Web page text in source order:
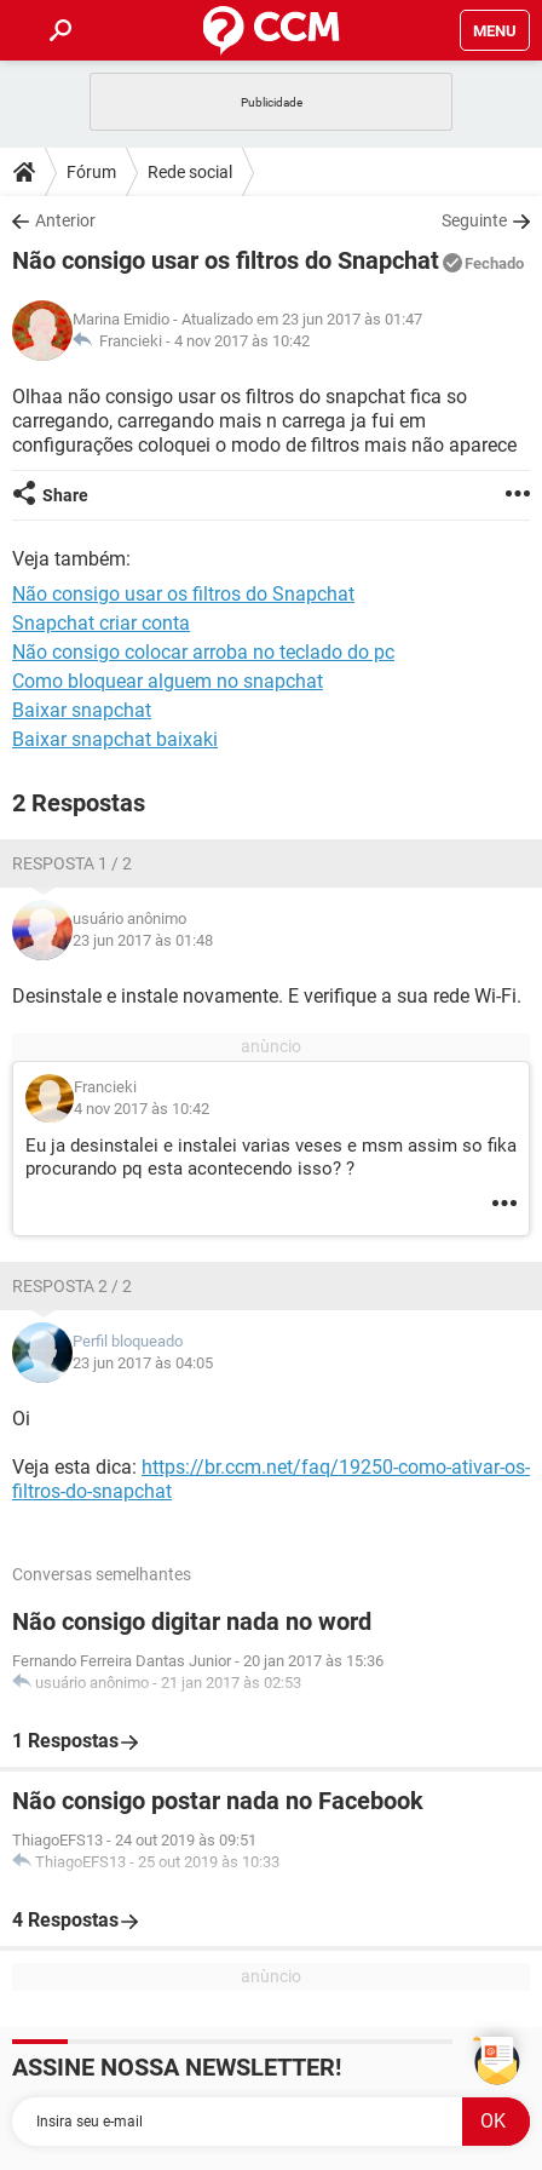
MENU
CELULAR
OUTLOOK
INSTAGRAM GMAIL
GUIA DE COMPRAS
DICAS
JOGOS
INSTAGRAM GMAIL
GUIA DE COMPRAS
DOWNLOADS
JOGOS WHATSAPP
CELULAR
OUTLOOK EXCEL
INSTAGRAM GMAIL
GUIA DE COMPRAS
JOGOS WHATSAPP
CELULAR
OUTLOOK EXCEL
INSTAGRAM GMAIL
GUIA DE COMPRAS
GLOSSÁRIO
JOGOS WHATSAPP
CELULAR FACEBOOK
INSTAGRAM
GUIA DE COMPRAS
Fórum Rede social
Anterior Seguinte
Não consigo usar os filtros do Snapchat Fechado
Marina Emidio - Atualizado em 23 jun 2017 às 01:47
Francieki - 4 nov 2017 às 10:42
Olhaa não consigo usar os filtros do snapchat fica so
carregando, carregando mais n carrega ja fui em
configurações coloquei o modo de filtros mais não aparece
Share
Veja também:
Não consigo usar os filtros do Snapchat
Snapchat criar conta
Não consigo colocar arroba no teclado do pc
Como bloquear alguem no snapchat
Baixar snapchat
Baixar snapchat baixaki
2 Respostas
RESPOSTA 1 / 2
usuário anônimo
23 jun 2017 às 01:48
Desinstale e instale novamente. E verifique a sua rede Wi-Fi.
Francieki
4 nov 2017 às 10:42
Eu ja desinstalei e instalei varias veses e msm assim so fika
procurando pq esta acontecendo isso? ?
RESPOSTA 2 / 2
Perfil bloqueado
23 jun 2017 às 04:05
Oi
Veja esta dica: https://br.ccm.net/faq/19250-como-ativar-os-
filtros-do-snapchat
Conversas semelhantes
Não consigo digitar nada no word
Fernando Ferreira Dantas Junior - 20 jan 2017 às 15:36
usuário anônimo - 21 jan 2017 às 02:53
1 Respostas
Não consigo postar nada no Facebook
ThiagoEFS13 - 24 out 2019 às 09:51
ThiagoEFS13 - 25 out 2019 às 10:33
4 Respostas
ASSINE NOSSA NEWSLETTER!